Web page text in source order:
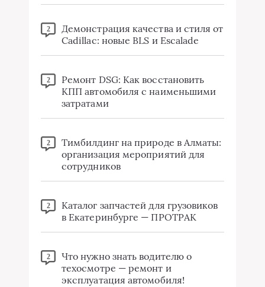
2
Демонстрация качества и стиля от
Cadillac: новые BLS и Escalade
2
Ремонт DSG: Как восстановить
КПП автомобиля с наименьшими
затратами
2
Тимбилдинг на природе в Алматы:
организация мероприятий для
сотрудников
2
Каталог запчастей для грузовиков
в Екатеринбурге — ПРОТРАК
2
Что нужно знать водителю о
техосмотре — ремонт и
эксплуатация автомобиля!